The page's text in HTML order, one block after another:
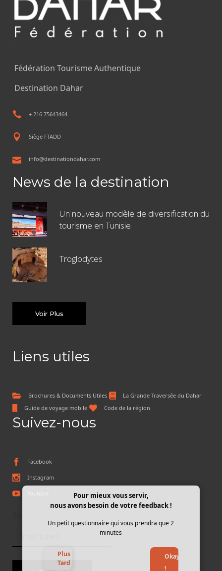
Pour mieux vous servir,
nous avons besoin de votre feedback !
Un petit questionnaire qui vous prendra que 2
minutes
Plus
Tard
Okay
!
Fédération Tourisme Authentique
Destination Dahar
+ 216 75643464
Siège FTADD
info@destinationdahar.com
News de la destination
Un nouveau modèle de diversification du
tourisme en Tunisie
Troglodytes
Voir Plus
Liens utiles
Brochures & Documents Utiles
La Grande Traversée du Dahar
Guide de voyage mobile
Code de la région
Suivez-nous
Facebook
Instagram